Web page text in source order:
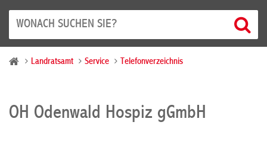
Landratsamt Service Telefonverzeichnis
OH Odenwald Hospiz gGmbH